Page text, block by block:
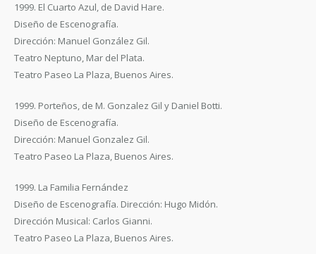
1999. El Cuarto Azul, de David Hare.
Diseño de Escenografía.
Dirección: Manuel González Gil.
Teatro Neptuno, Mar del Plata.
Teatro Paseo La Plaza, Buenos Aires.
1999. Porteños, de M. Gonzalez Gil y Daniel Botti.
Diseño de Escenografía.
Dirección: Manuel Gonzalez Gil.
Teatro Paseo La Plaza, Buenos Aires.
1999. La Familia Fernández
Diseño de Escenografía. Dirección: Hugo Midón.
Dirección Musical: Carlos Gianni.
Teatro Paseo La Plaza, Buenos Aires.